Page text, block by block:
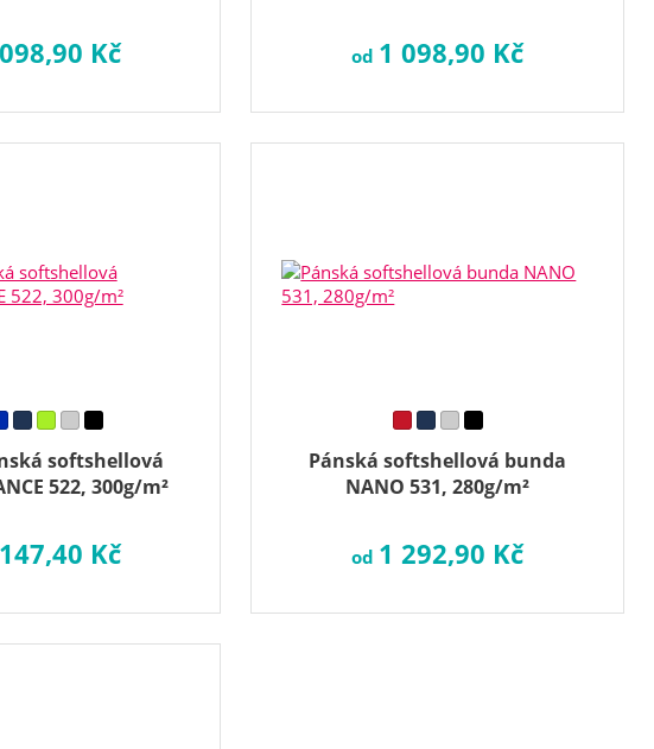
Kč od 1 098,90 Kč
softshellová
522, 300g/m²
Kč
Pánská softshellová bunda
NANO 531, 280g/m²
od 1 292,90 Kč